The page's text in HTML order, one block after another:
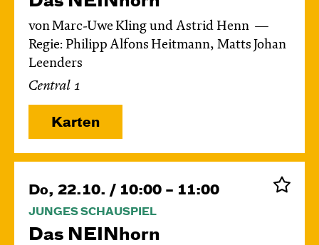
von Marc-Uwe Kling und Astrid Henn
Regie: Philipp Alfons Heitmann, Matts Johan
Leenders
Central 1
Karten
Do, 22.10. / 10:00 – 11:00
JUNGES SCHAUSPIEL
Das NEIN­horn